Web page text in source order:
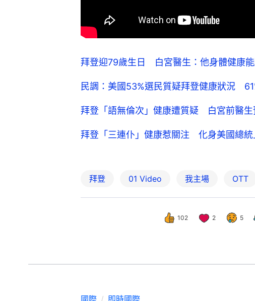
拜登迎79歲生日 白宮醫生：他身體健康
民調：美國53%選民質疑拜登健康狀況
拜登「語無倫次」健康遭質疑 白宮前醫生
拜登「三連仆」健康惹關注 化身美國總統
拜登 01 Video 我主場 OTT
102 2 5
國際 即時國際